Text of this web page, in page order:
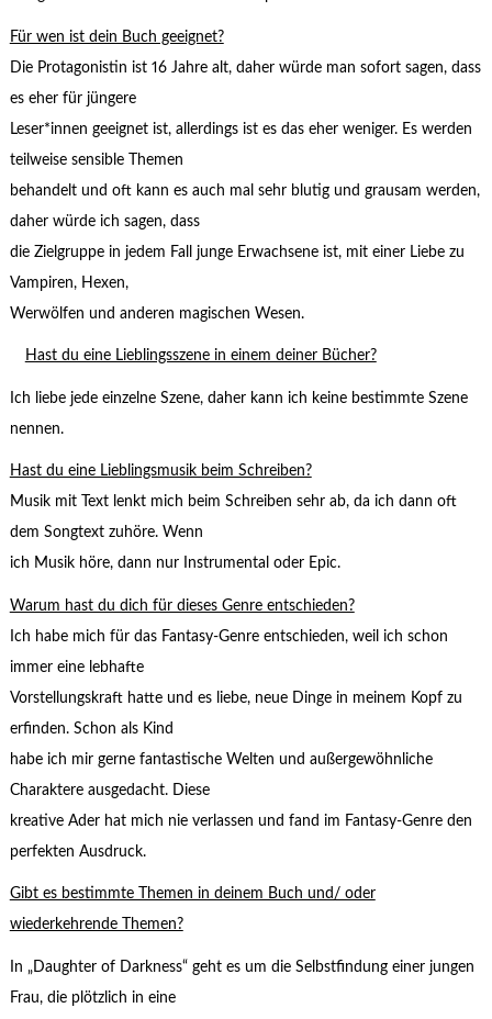
Für wen ist dein Buch geeignet?
Die Protagonistin ist 16 Jahre alt, daher würde man sofort sagen, dass
es eher für jüngere
Leser*innen geeignet ist, allerdings ist es das eher weniger. Es werden
teilweise sensible Themen
behandelt und oft kann es auch mal sehr blutig und grausam werden,
daher würde ich sagen, dass
die Zielgruppe in jedem Fall junge Erwachsene ist, mit einer Liebe zu
Vampiren, Hexen,
Werwölfen und anderen magischen Wesen.
Hast du eine Lieblingsszene in einem deiner Bücher?
Ich liebe jede einzelne Szene, daher kann ich keine bestimmte Szene
nennen.
Hast du eine Lieblingsmusik beim Schreiben?
Musik mit Text lenkt mich beim Schreiben sehr ab, da ich dann oft
dem Songtext zuhöre. Wenn
ich Musik höre, dann nur Instrumental oder Epic.
Warum hast du dich für dieses Genre entschieden?
Ich habe mich für das Fantasy-Genre entschieden, weil ich schon
immer eine lebhafte
Vorstellungskraft hatte und es liebe, neue Dinge in meinem Kopf zu
erfinden. Schon als Kind
habe ich mir gerne fantastische Welten und außergewöhnliche
Charaktere ausgedacht. Diese
kreative Ader hat mich nie verlassen und fand im Fantasy-Genre den
perfekten Ausdruck.
Gibt es bestimmte Themen in deinem Buch und/ oder
wiederkehrende Themen?
In „Daughter of Darkness“ geht es um die Selbstfindung einer jungen
Frau, die plötzlich in eine